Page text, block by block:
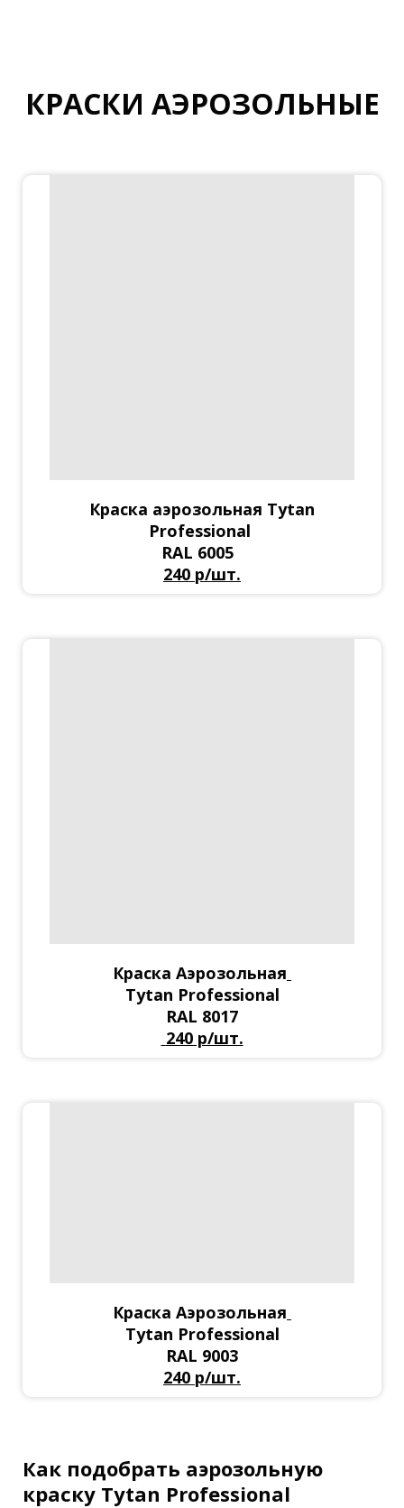
КРАСКИ АЭРОЗОЛЬНЫЕ
Краска аэрозольная Tytan
Professional
RAL 6005
240 р/шт.
Краска Аэрозольная
Tytan Professional
RAL 8017
240 р/шт.
Краска Аэрозольная
Tytan Professional
RAL 9003
240 р/шт.
Как подобрать аэрозольную
краску Tytan Professional